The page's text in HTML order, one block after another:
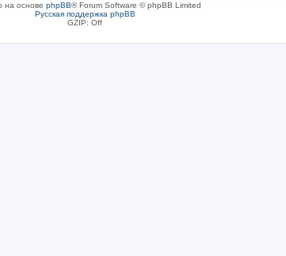
на основе phpBB® Forum Software © phpBB Limited
Русская поддержка phpBB
GZIP: Off